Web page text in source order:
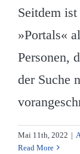
Seitdem
»Portals«
Personen,
der Suche
Mai 11th, 2022 |
Read More